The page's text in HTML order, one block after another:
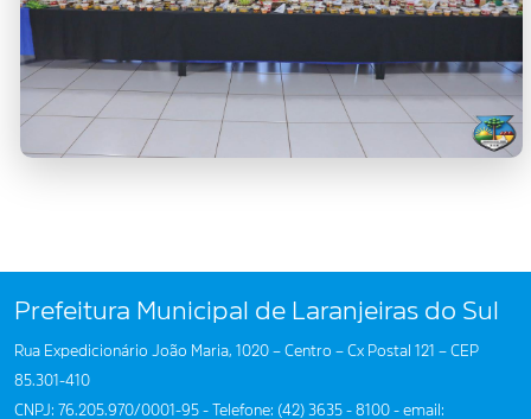
Prefeitura Municipal de Laranjeiras do Sul
Rua Expedicionário João Maria, 1020 – Centro – Cx Postal 121 – CEP
85.301-410
CNPJ: 76.205.970/0001-95 - Telefone: (42) 3635 - 8100 - email: